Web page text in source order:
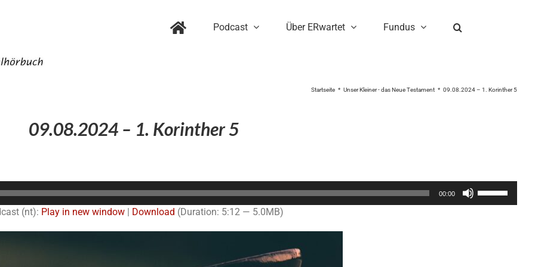
Podcast Über ERwartet Fundus
Startseite Unser Kleiner - das Neue Testament 09.08.2024 – 1. Korinther 5
09.08.2024 – 1. Korinther 5
00:00
(nt): Play in new window| Download (Duration: 5:12 — 5.0MB)